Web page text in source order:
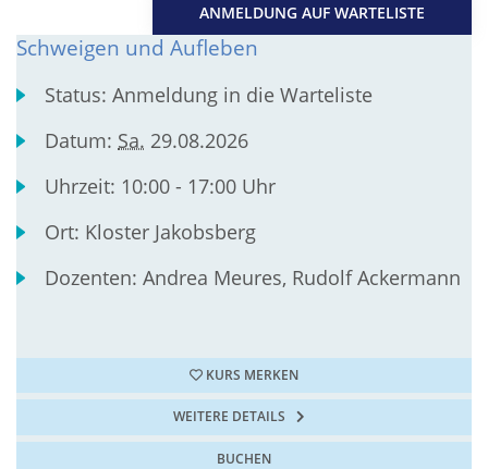
ANMELDUNG AUF WARTELISTE
Schweigen und Aufleben
Status:Anmeldung in die Warteliste
Datum: Sa. 29.08.2026
Uhrzeit: 10:00 - 17:00 Uhr
Ort: Kloster Jakobsberg
Dozenten:Andrea Meures, Rudolf Ackermann
KURS MERKEN
WEITERE DETAILS
BUCHEN